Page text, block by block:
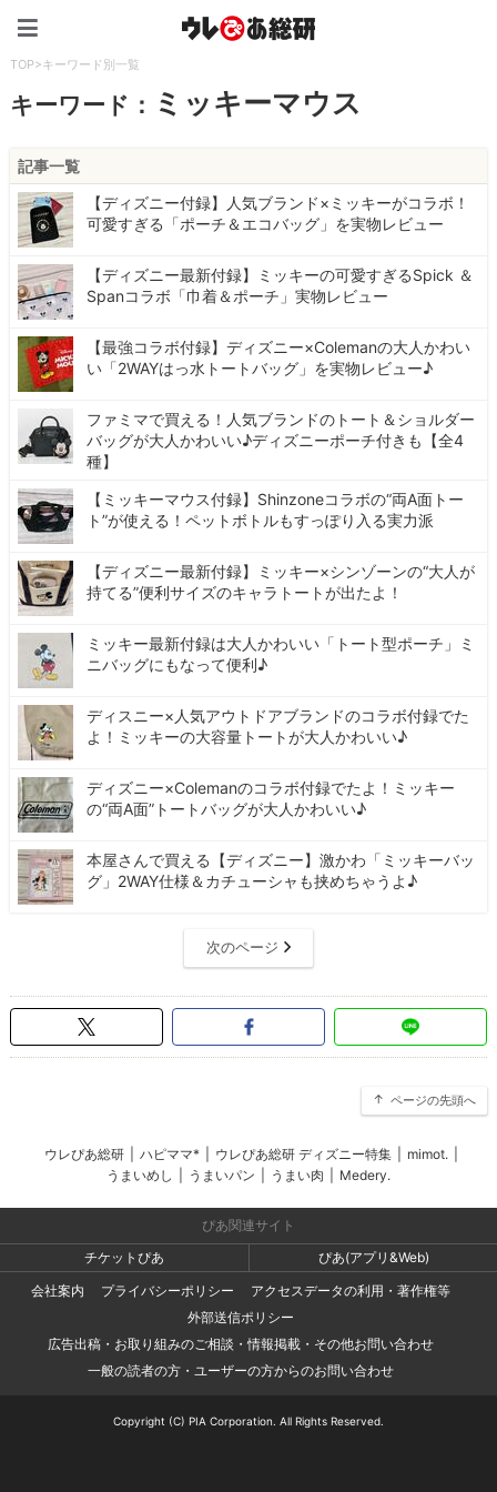
TOP>キーワード別一覧
キーワード： ミッキーマウス
記事一覧
【ディズニー付録】人気ブランド×ミッキーがコラボ！
可愛すぎる「ポーチ＆エコバッグ」を実物レビュー
【ディズニー最新付録】ミッキーの可愛すぎるSpick ＆
Spanコラボ「巾着＆ポーチ」実物レビュー
【最強コラボ付録】ディズニー×Colemanの大人かわい
い「2WAYはっ水トートバッグ」を実物レビュー♪
ファミマで買える！人気ブランドのトート＆ショルダー
バッグが大人かわいい♪ディズニーポーチ付きも【全4
種】
【ミッキーマウス付録】Shinzoneコラボの“両A面トー
ト”が使える！ペットボトルもすっぽり入る実力派
【ディズニー最新付録】ミッキー×シンゾーンの“大人が
持てる”便利サイズのキャラトートが出たよ！
ミッキー最新付録は大人かわいい「トート型ポーチ」ミ
ニバッグにもなって便利♪
ディスニー×人気アウトドアブランドのコラボ付録でた
よ！ミッキーの大容量トートが大人かわいい♪
ディズニー×Colemanのコラボ付録でたよ！ミッキー
の“両A面”トートバッグが大人かわいい♪
本屋さんで買える【ディズニー】激かわ「ミッキーバッ
グ」2WAY仕様＆カチューシャも挟めちゃうよ♪
次のページ
ページの先頭へ
ウレぴあ総研 ハピママ* ウレぴあ総研 ディズニー特集 mimot.
うまいめし
うまいパン うまい肉 Medery.
ぴあ関連サイト
チケットぴあ
ぴあ(アプリ&Web)
会社案内
プライバシーポリシー
アクセスデータの利用・著作権等
外部送信ポリシー
広告出稿・お取り組みのご相談・情報掲載・その他お問い合わせ
一般の読者の方・ユーザーの方からのお問い合わせ
Copyright (C) PIA Corporation. All Rights Reserved.